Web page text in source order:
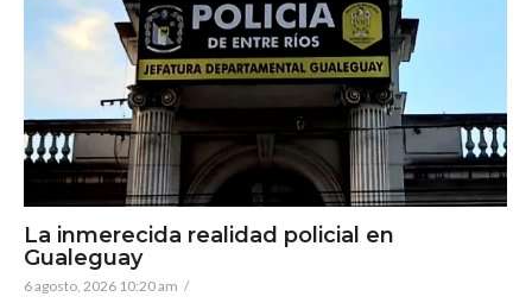
La inmerecida realidad policial en
Gualeguay
6 agosto, 2026 10:20 am /